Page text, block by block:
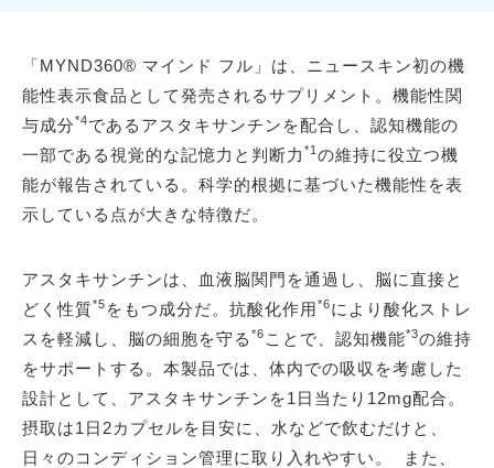
「MYND360® マインド フル」は、ニュースキン初の機
能性表示食品として発売されるサプリメント。機能性関
与成分*4であるアスタキサンチンを配合し、認知機能の
一部である視覚的な記憶力と判断力 *1 の維持に役立つ機
能が報告されている。科学的根拠に基づいた機能性を表
示している点が大きな特徴だ。
アスタキサンチンは、血液脳関門を通過し、脳に直接と
どく性質*5 をもつ成分だ。抗酸化作用*6により酸化ストレ
スを軽減し、脳の細胞を守る *6 ことで、認知機能*3の維持
をサポートする。本製品では、体内での吸収を考慮した
設計として、アスタキサンチンを1日当たり12mg配合。
摂取は1日2カプセルを目安に、水などで飲むだけと、
日々のコンディション管理に取り入れやすい。 また、